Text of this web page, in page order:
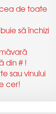
de toate
să închizi
sau vinului